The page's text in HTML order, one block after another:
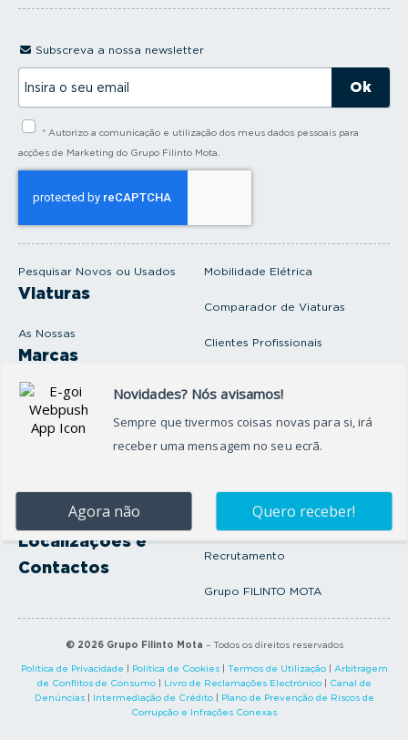
Pesquisar Novos ou Usados
Viaturas
As Nossas
Marcas
Produtos e serviços
Oficina
Onde Estamos
Localizações e
Contactos
Mobilidade Elétrica
Comparador de Viaturas
Clientes Profissionais
Seguros Protector
Artigos e Notícias
Recrutamento
Grupo FILINTO MOTA
Subscreva a nossa newsletter
s
* Autorizo a comunicação e utilização dos meus dados pessoais para
acções de Marketing do Grupo Filinto Mota.
© 2026Grupo Filinto Mota – Todos os direitos reservados
Política de Privacidade Política de Cookies| Termos de Utilização|
Arbitragem
de Conflitos de Consumo| Livro de Reclamações Electrónico|
Canal de
Denúncias| Intermediação de Crédito|
Plano de Prevenção de Riscos de
Corrupção e Infrações Conexas